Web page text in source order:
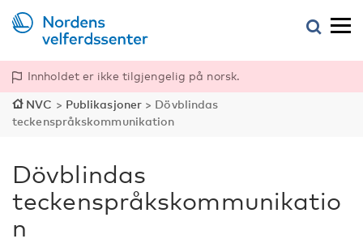
Innholdet er ikke tilgjengelig på norsk.
NVC > Publikasjoner > Dövblindas
teckenspråkskommunikation
Dövblindas
teckenspråkskommunikatio
n